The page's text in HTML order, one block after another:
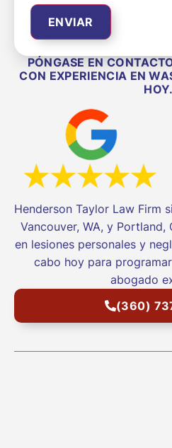
PÓNGASE EN
CON EXPERIENCIA EN
HOY.
Henderson Taylor Law Firm
Vancouver, WA, y Portland,
en lesiones personales y
cabo hoy para
abogado
(360)